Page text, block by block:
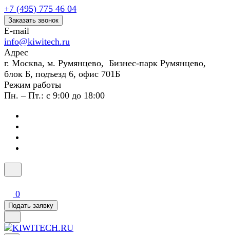
+7 (495) 775 46 04
Заказать звонок
E-mail
info@kiwitech.ru
Адрес
г. Москва, м. Румянцево, Бизнес-парк Румянцево,
блок Б, подъезд 6, офис 701Б
Режим работы
Пн. – Пт.: с 9:00 до 18:00
0
Подать заявку